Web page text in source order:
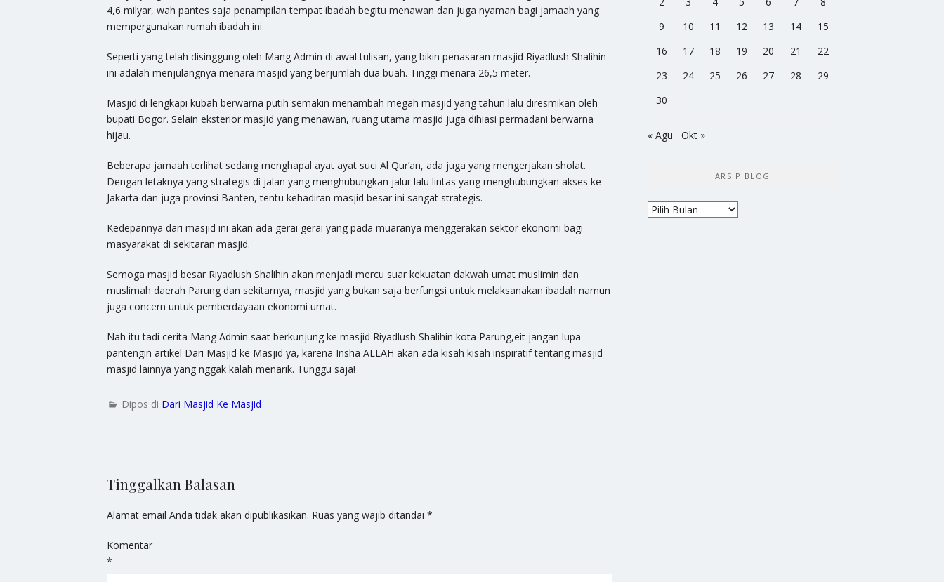
4,6 milyar, wah pantes saja penampilan tempat ibadah begitu menawan dan juga nyaman bagi jamaah yang
mempergunakan rumah ibadah ini.
Seperti yang telah disinggung oleh Mang Admin di awal tulisan, yang bikin penasaran masjid Riyadlush Shalihin
ini adalah menjulangnya menara masjid yang berjumlah dua buah. Tinggi menara 26,5 meter.
Masjid di lengkapi kubah berwarna putih semakin menambah megah masjid yang tahun lalu diresmikan oleh
bupati Bogor. Selain eksterior masjid yang menawan, ruang utama masjid juga dihiasi permadani berwarna
hijau.
Beberapa jamaah terlihat sedang menghapal ayat ayat suci Al Qur’an, ada juga yang mengerjakan sholat.
Dengan letaknya yang strategis di jalan yang menghubungkan jalur lalu lintas yang menghubungkan akses ke
Jakarta dan juga provinsi Banten, tentu kehadiran masjid besar ini sangat strategis.
Kedepannya dari masjid ini akan ada gerai gerai yang pada muaranya menggerakan sektor ekonomi bagi
masyarakat di sekitaran masjid.
Semoga masjid besar Riyadlush Shalihin akan menjadi mercu suar kekuatan dakwah umat muslimin dan
muslimah daerah Parung dan sekitarnya, masjid yang bukan saja berfungsi untuk melaksanakan ibadah namun
juga concern untuk pemberdayaan ekonomi umat.
Nah itu tadi cerita Mang Admin saat berkunjung ke masjid Riyadlush Shalihin kota Parung,eit jangan lupa
pantengin artikel Dari Masjid ke Masjid ya, karena Insha ALLAH akan ada kisah kisah inspiratif tentang masjid
masjid lainnya yang nggak kalah menarik. Tunggu saja!
Dipos di Dari Masjid Ke Masjid
Tinggalkan Balasan
Alamat email Anda tidak akan dipublikasikan. Ruas yang wajib ditandai *
Komentar
*
9
10 11 12 13 14
15
16
17 18 19 20 21
22
23
24 25 26 27 28
29
30
« Agu Okt »
ARSIP BLOG
Arsip